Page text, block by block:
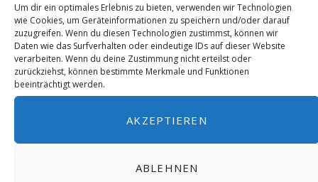
Um dir ein optimales Erlebnis zu bieten, verwenden wir Technologien
wie Cookies, um Geräteinformationen zu speichern und/oder darauf
zuzugreifen. Wenn du diesen Technologien zustimmst, können wir
Daten wie das Surfverhalten oder eindeutige IDs auf dieser Website
verarbeiten. Wenn du deine Zustimmung nicht erteilst oder
zurückziehst, können bestimmte Merkmale und Funktionen
beeinträchtigt werden.
AKZEPTIEREN
ABLEHNEN
BAD KISSINGEN RED2022/05/01
0